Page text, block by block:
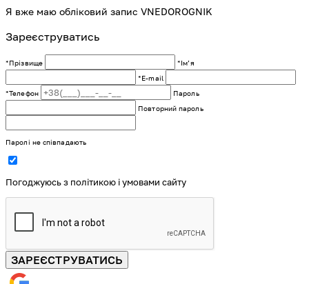
Я вже маю обліковий запис VNEDOROGNIK
Зареєструватись
*Прізвище
*Імʼя
*E-mail
*Телефон
Пароль
Повторний пароль
Паролі не співпадають
Погоджуюсь з політикою і умовами сайту
ЗАРЕЄСТРУВАТИСЬ